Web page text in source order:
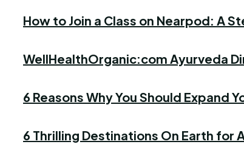
How to Join a Class on Nearpod: A
WellHealthOrganic:com Ayurveda
6 Reasons Why You Should Expand
6 Thrilling Destinations On Earth for